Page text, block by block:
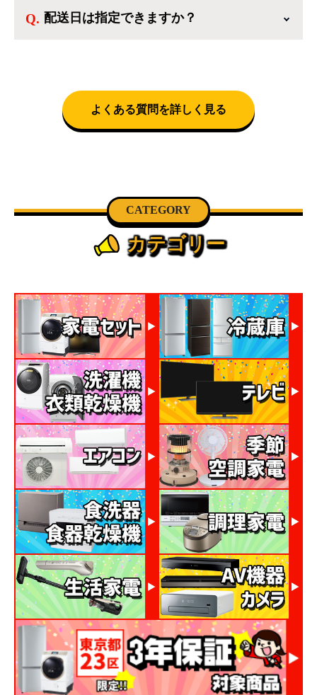
京・埼玉・神奈川・千葉)において自社配送を選
配送日は指定できますか？
合、弊社よりお電話にて日時決定に関するご連
絡をさせて頂きます。
よくある質問を詳しく見る
CATEGORY
カテゴリー